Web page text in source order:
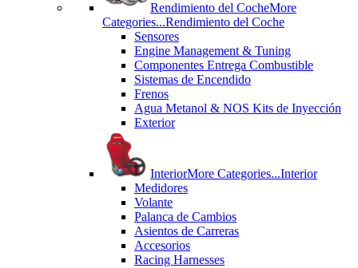
Rendimiento del CocheMore
Categories...Rendimiento del Coche
Sensores
Engine Management & Tuning
Componentes Entrega Combustible
Sistemas de Encendido
Frenos
Agua Metanol & NOS Kits de Inyección
Exterior
InteriorMore Categories...Interior
Medidores
Volante
Palanca de Cambios
Asientos de Carreras
Accesorios
Racing Harnesses